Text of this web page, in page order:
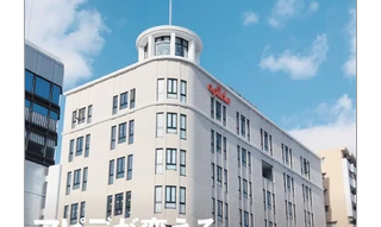
しも」に備え、持ち運びやすいコンパ
クトな防災セット 災害はいつ、どこで
起こるかわかりません。そんな「もし
も」の時に備え、最低限必要なアイテ
ム（ボトル・圧縮タオル・アルミシー
ト・ホイッスル・不織布マスク・防災
ブック）をコンパクトにまとめた防災
備蓄ボトル6点セットです。普段から